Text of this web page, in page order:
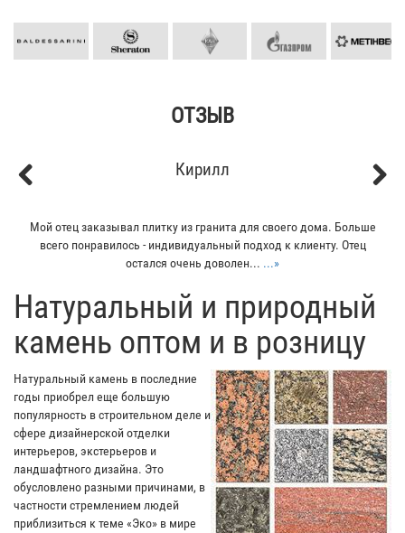
ОТЗЫВ
Кирилл
Мой отец заказывал плитку из гранита для своего дома. Больше
всего понравилось - индивидуальный подход к клиенту. Отец
остался очень доволен... ...»
​Натуральный и природный
камень оптом и в розницу
Натуральный камень в последние
годы приобрел еще большую
популярность в строительном деле и
сфере дизайнерской отделки
интерьеров, экстерьеров и
ландшафтного дизайна. Это
обусловлено разными причинами, в
частности стремлением людей
приблизиться к теме «Эко» в мире